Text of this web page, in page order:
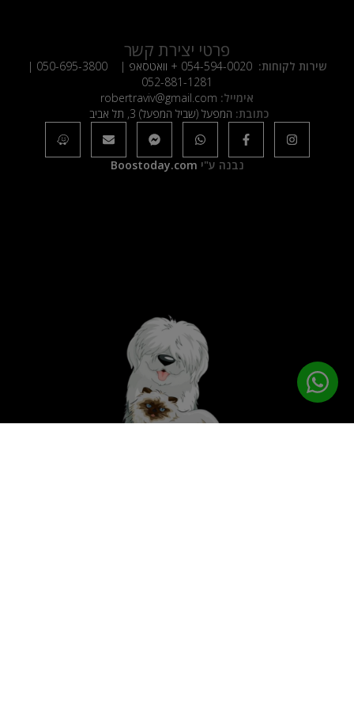
פרטי יצירת קשר
שירות לקוחות: 054-594-0020 + וואטסאפ | 050-695-3800
|
052-881-1281
אימייל: robertraviv@gmail.com
כתובת: המפעל (שביל המפעל) 3, תל אביב
נבנה ע"י Boostoday.com